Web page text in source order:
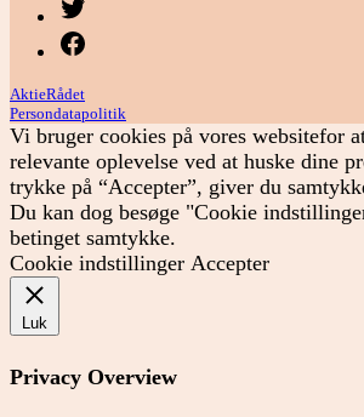
AktieRådet
Persondatapolitik
Vi bruger cookies på vores websitefor
relevante oplevelse ved at huske dine
trykke på “Accepter”, giver du
Du kan dog besøge "Cookie
betinget samtykke.
Cookie indstillinger Accepter
Luk
Privacy Overview